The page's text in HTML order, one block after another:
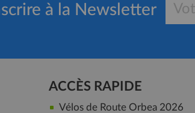
à la Newsletter
ACCÈS RAPIDE
Vélos de Route Orbea 2026